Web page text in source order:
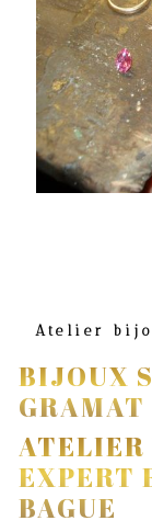
Atelier
BIJOUX
GRAMAT
ATELIER
EXPERT
BAGUE